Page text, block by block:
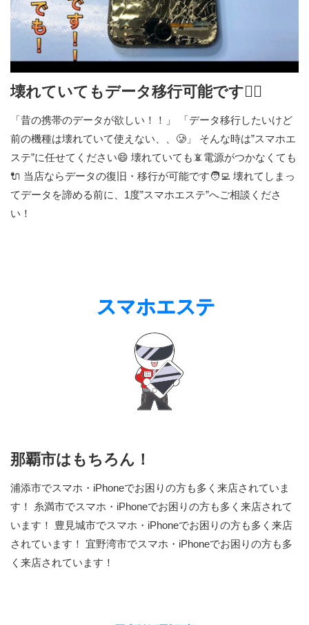
壊れていてもデータ移行可能です🙆‍♂️
「昔の携帯のデータが欲しい！！」 「データ移行したいけど
前の機種は壊れていて使えない、、🥲」 そんな時は”スマホエ
ステ”に任せてください😄 壊れていても📵電源がつかなくても
🔌 当店ならデータの復旧・移行が可能です🧑‍💻 壊れてしまっ
てデータを諦める前に、1度”スマホエステ”へご相談くださ
い！
那覇市はもちろん！
浦添市でスマホ・iPhoneでお困りの方も多く来店されていま
す！ 糸満市でスマホ・iPhoneでお困りの方も多く来店されて
います！ 豊見城市でスマホ・iPhoneでお困りの方も多く来店
されています！ 宜野湾市でスマホ・iPhoneでお困りの方も多
く来店されています！